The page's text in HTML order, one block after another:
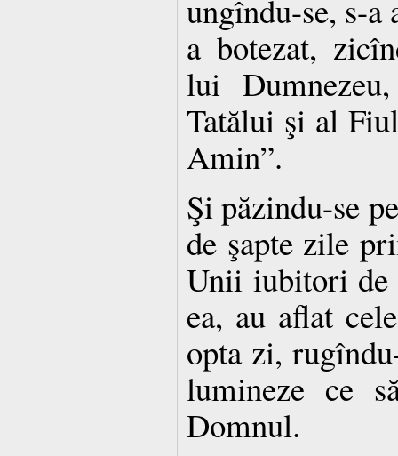
ungîndu-se, s-a
a botezat,
lui
Tatălui şi al
Amin”.
Şi păzindu-se
de şapte zile
Unii iubitori de
ea, au aflat
opta zi,
lumineze ce
Domnul.